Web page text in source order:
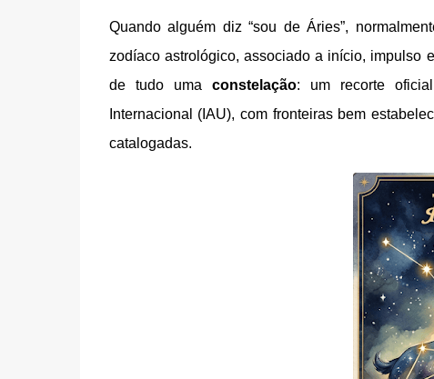
Quando alguém diz “sou de Áries”,
zodíaco astrológico, associado a início, impulso
de tudo uma constelação: um recorte
Internacional (IAU), com fronteiras bem
catalogadas.